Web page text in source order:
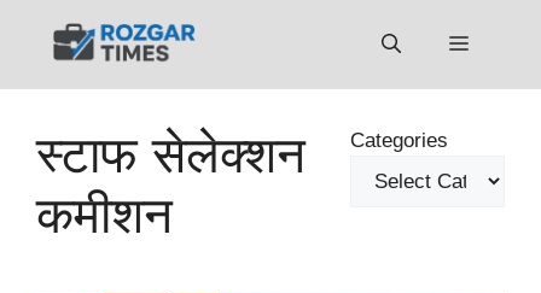
Menu
स्टाफ सेलेक्शन
कमीशन
Categories